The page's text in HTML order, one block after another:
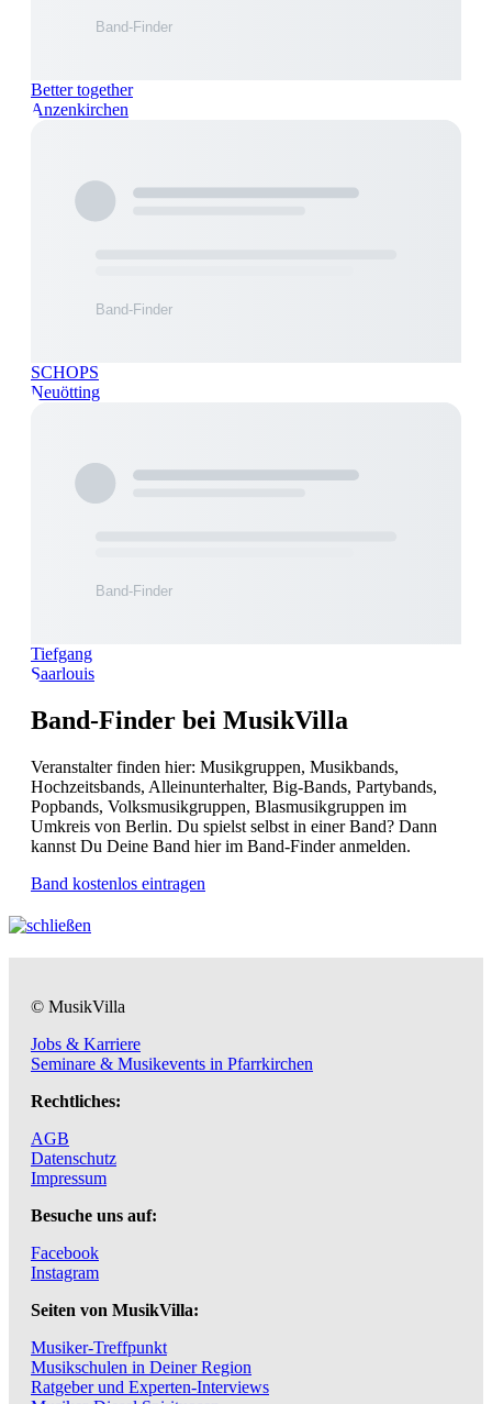
Better together
Anzenkirchen
SCHOPS
Neuötting
Tiefgang
Saarlouis
Band-Finder bei MusikVilla
Veranstalter finden hier: Musikgruppen, Musikbands,
Hochzeitsbands, Alleinunterhalter, Big-Bands, Partybands,
Popbands, Volksmusikgruppen, Blasmusikgruppen im
Umkreis von Berlin. Du spielst selbst in einer Band? Dann
kannst Du Deine Band hier im Band-Finder anmelden.
Band kostenlos eintragen
© MusikVilla
Jobs & Karriere
Seminare & Musikevents in Pfarrkirchen
Rechtliches:
AGB
Datenschutz
Impressum
Besuche uns auf:
Facebook
Instagram
Seiten von MusikVilla:
Musiker-Treffpunkt
Musikschulen in Deiner Region
Ratgeber und Experten-Interviews